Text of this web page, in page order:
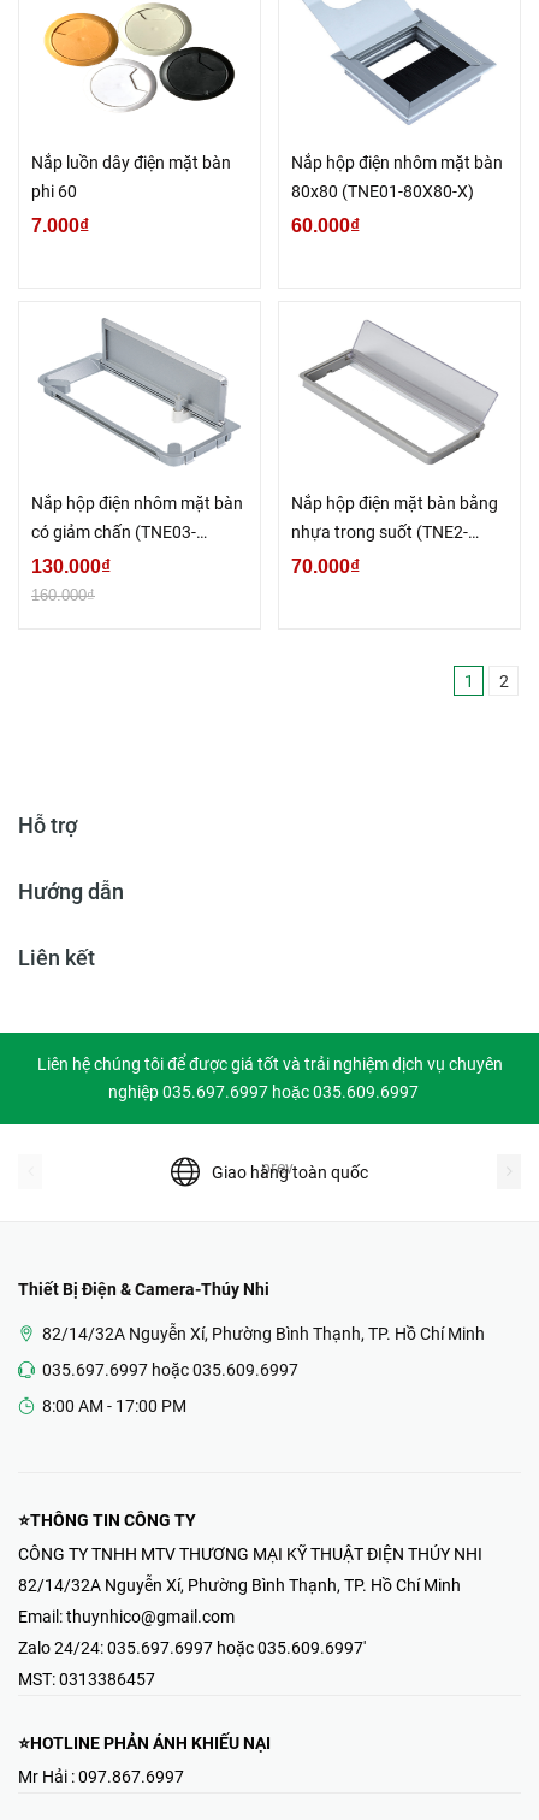
Nắp luồn dây điện mặt bàn
phi 60
7.000₫
Nắp hộp điện nhôm mặt bàn
80x80 (TNE01-80X80-X)
60.000₫
Nắp hộp điện nhôm mặt bàn
có giảm chấn (TNE03-
300X128-X)
130.000₫
160.000₫
Nắp hộp điện mặt bàn bằng
nhựa trong suốt (TNE2-
SL003)
70.000₫
1 2
Hỗ trợ
Hướng dẫn
Liên kết
Liên hệ chúng tôi để được giá tốt và trải nghiệm dịch vụ chuyên
nghiệp 035.697.6997 hoặc 035.609.6997
Giao hàng toàn quốc
prev